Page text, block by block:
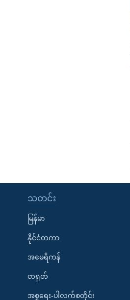
သတင်း
မြန်မာ
နိုင်ငံတကာ
အမေရိကန်
တရုတ်
အစ္စရေး-ပါလက်စတိုင်း